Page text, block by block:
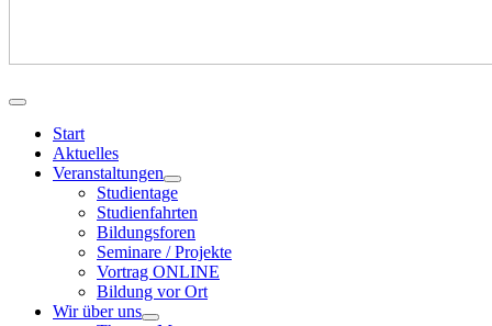
Start
Aktuelles
Veranstaltungen
Studientage
Studienfahrten
Bildungsforen
Seminare / Projekte
Vortrag ONLINE
Bildung vor Ort
Wir über uns